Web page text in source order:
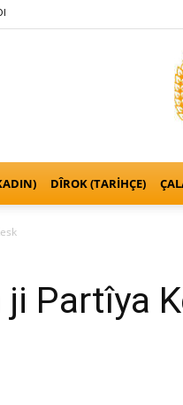
DÎROK (TARİHÇE)
Partîya